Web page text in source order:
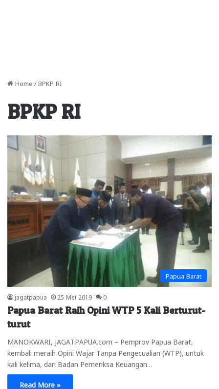
Home / BPKP RI
BPKP RI
Papua Barat
jagatpapua 25 Mei 2019 0
Papua Barat Raih Opini WTP 5 Kali Berturut-
turut
MANOKWARI, JAGATPAPUA.com – Pemprov Papua Barat,
kembali meraih Opini Wajar Tanpa Pengecualian (WTP), untuk
kali kelima, dari Badan Pemeriksa Keuangan…
Read More »